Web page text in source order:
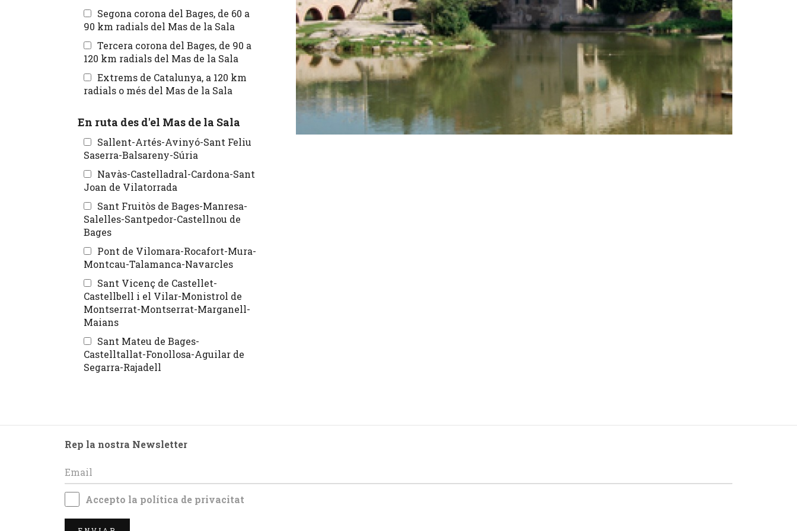
Segona corona del Bages, de 60 a
90 km radials del Mas de la Sala
Tercera corona del Bages, de 90 a
120 km radials del Mas de la Sala
Extrems de Catalunya, a 120 km
radials o més del Mas de la Sala
En ruta des d'el Mas de la Sala
Sallent-Artés-Avinyó-Sant Feliu
Saserra-Balsareny-Súria
Navàs-Castelladral-Cardona-Sant
Joan de Vilatorrada
Sant Fruitòs de Bages-Manresa-
Salelles-Santpedor-Castellnou de
Bages
Pont de Vilomara-Rocafort-Mura-
Montcau-Talamanca-Navarcles
Sant Vicenç de Castellet-
Castellbell i el Vilar-Monistrol de
Montserrat-Montserrat-Marganell-
Maians
Sant Mateu de Bages-
Castelltallat-Fonollosa-Aguilar de
Segarra-Rajadell
Rep la nostra Newsletter
Accepto la política de privacitat